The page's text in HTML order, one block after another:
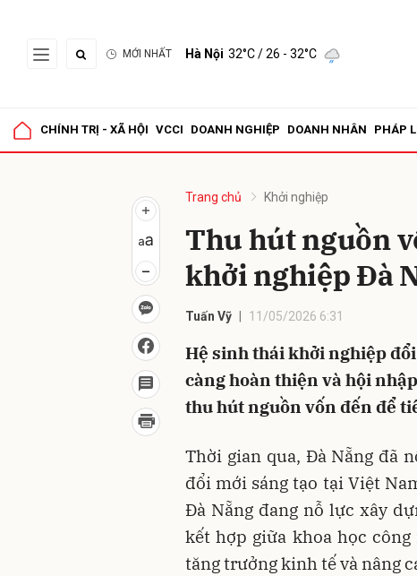
MỚI NHẤT Hà Nội 32°C/ 26 - 32°C
CHÍNH TRỊ - XÃ HỘI VCCI DOANH NGHIỆP DOANH NHÂN PHÁP
Trang chủ Khởi nghiệp
Thu hút nguồn
khởi nghiệp Đà
Tuấn Vỹ 11/05/2026 6:31
Hệ sinh thái khởi nghiệp
càng hoàn thiện và hội
thu hút nguồn vốn đến để
Thời gian qua, Đà Nẵng đã
đổi mới sáng tạo tại Việt
Đà Nẵng đang nỗ lực xây
kết hợp giữa khoa học
tăng trưởng kinh tế và nâng